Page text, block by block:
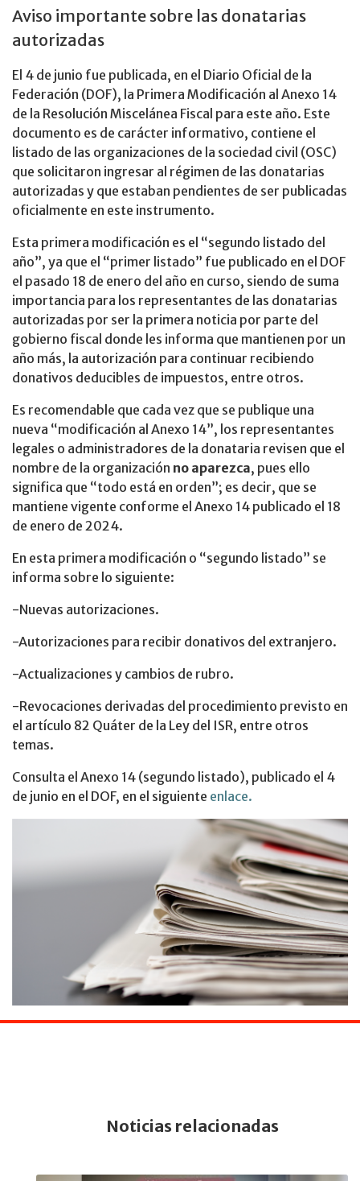
Aviso importante sobre las donatarias
autorizadas
El 4 de junio fue publicada, en el Diario Oficial de la
Federación (DOF), la Primera Modificación al Anexo 14
de la Resolución Miscelánea Fiscal para este año. Este
documento es de carácter informativo, contiene el
listado de las organizaciones de la sociedad civil (OSC)
que solicitaron ingresar al régimen de las donatarias
autorizadas y que estaban pendientes de ser publicadas
oficialmente en este instrumento.
Esta primera modificación es el “segundo listado del
año”, ya que el “primer listado” fue publicado en el DOF
el pasado 18 de enero del año en curso, siendo de suma
importancia para los representantes de las donatarias
autorizadas por ser la primera noticia por parte del
gobierno fiscal donde les informa que mantienen por un
año más, la autorización para continuar recibiendo
donativos deducibles de impuestos, entre otros.
Es recomendable que cada vez que se publique una
nueva “modificación al Anexo 14”, los representantes
legales o administradores de la donataria revisen que el
nombre de la organización no aparezca, pues ello
significa que “todo está en orden”; es decir, que se
mantiene vigente conforme el Anexo 14 publicado el 18
de enero de 2024.
En esta primera modificación o “segundo listado” se
informa sobre lo siguiente:
-Nuevas autorizaciones.
-Autorizaciones para recibir donativos del extranjero.
-Actualizaciones y cambios de rubro.
-Revocaciones derivadas del procedimiento previsto en
el artículo 82 Quáter de la Ley del ISR, entre otros
temas.
Consulta el Anexo 14 (segundo listado), publicado el 4
de junio en el DOF, en el siguiente enlace.
Noticias relacionadas